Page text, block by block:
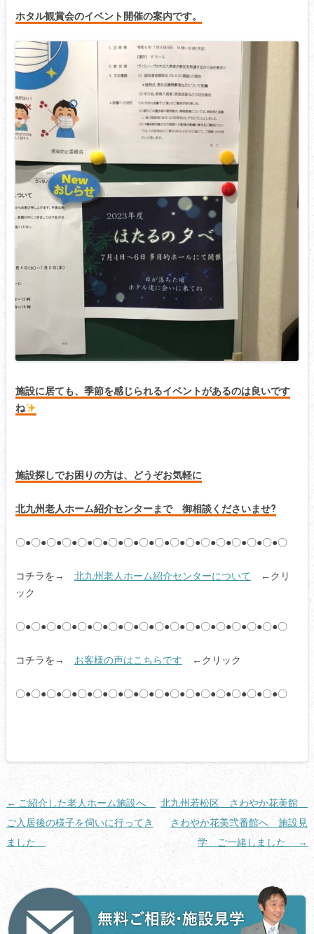
ホタル観賞会のイベント開催の案内です。
施設に居ても、季節を感じられるイベントがあるのは良いです
ね
施設探しでお困りの方は、どうぞお気軽に
北九州老人ホーム紹介センターまで 御相談くださいませ?
〇●〇●〇●〇●〇●〇●〇●〇●〇●〇●〇●〇●〇●〇●〇●〇●〇●〇
コチラを→ 北九州老人ホーム紹介センターについて ←クリ
ック
〇●〇●〇●〇●〇●〇●〇●〇●〇●〇●〇●〇●〇●〇●〇●〇●〇●〇
コチラを→ お客様の声はこちらです ←クリック
〇●〇●〇●〇●〇●〇●〇●〇●〇●〇●〇●〇●〇●〇●〇●〇●〇●〇
投
稿
ナ
シ
← ご紹介した老人ホーム施設へ
ご入居後の様子を伺いに行ってき
ました
北九州若松区 さわやか花美館
さわやか花美弐番館へ 施設見
学 ご一緒しました
→